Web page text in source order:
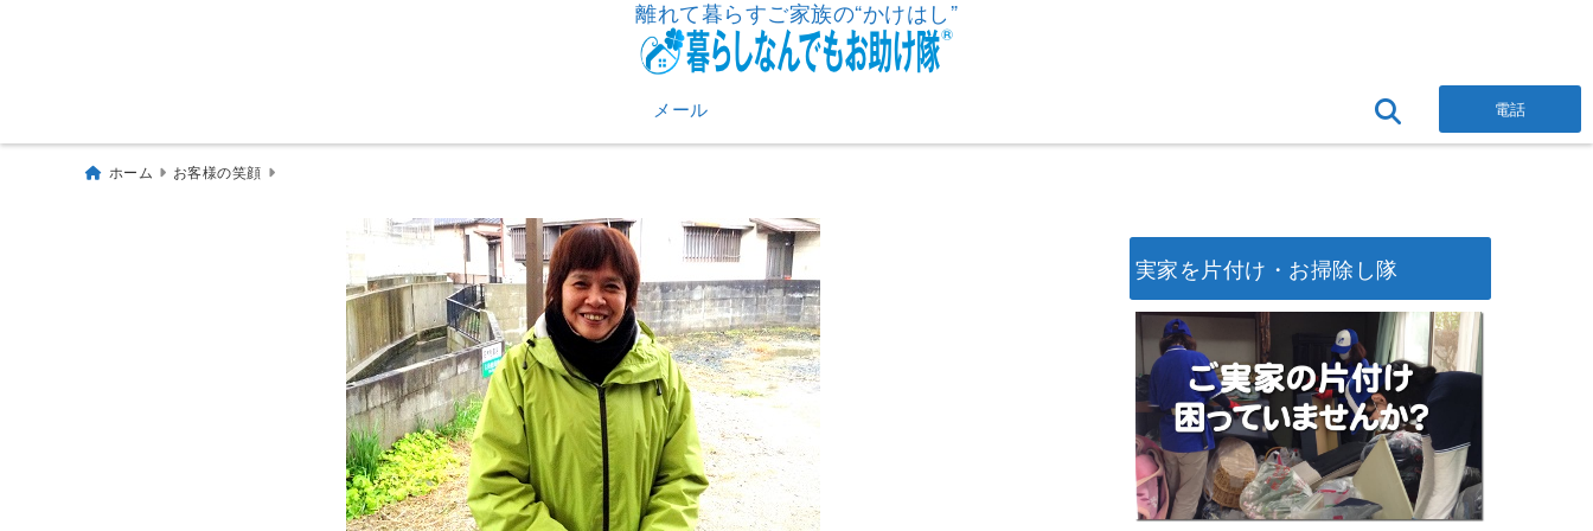
離れて暮らすご家族の“かけはし”
メール 電話
ホーム お客様の笑顔
実家を片付け・お掃除し隊